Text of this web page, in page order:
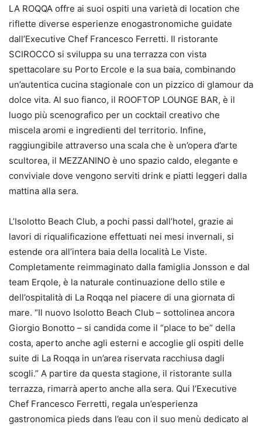
LA ROQQA offre ai suoi ospiti una varietà di location che
riflette diverse esperienze enogastronomiche guidate
dall’Executive Chef Francesco Ferretti. Il ristorante
SCIROCCO si sviluppa su una terrazza con vista
spettacolare su Porto Ercole e la sua baia, combinando
un’autentica cucina stagionale con un pizzico di glamour da
dolce vita. Al suo fianco, il ROOFTOP LOUNGE BAR, è il
luogo più scenografico per un cocktail creativo che
miscela aromi e ingredienti del territorio. Infine,
raggiungibile attraverso una scala che è un’opera d’arte
scultorea, il MEZZANINO è uno spazio caldo, elegante e
conviviale dove vengono serviti drink e piatti leggeri dalla
mattina alla sera.
L’Isolotto Beach Club, a pochi passi dall’hotel, grazie ai
lavori di riqualificazione effettuati nei mesi invernali, si
estende ora all’intera baia della località Le Viste.
Completamente reimmaginato dalla famiglia Jonsson e dal
team Erqole, è la naturale continuazione dello stile e
dell’ospitalità di La Roqqa nel piacere di una giornata di
mare. “Il nuovo Isolotto Beach Club – sottolinea ancora
Giorgio Bonotto – si candida come il “place to be” della
costa, aperto anche agli esterni e accoglie gli ospiti delle
suite di La Roqqa in un’area riservata racchiusa dagli
scogli.” A partire da questa stagione, il ristorante sulla
terrazza, rimarrà aperto anche alla sera. Qui l’Executive
Chef Francesco Ferretti, regala un’esperienza
gastronomica pieds dans l’eau con il suo menù dedicato al